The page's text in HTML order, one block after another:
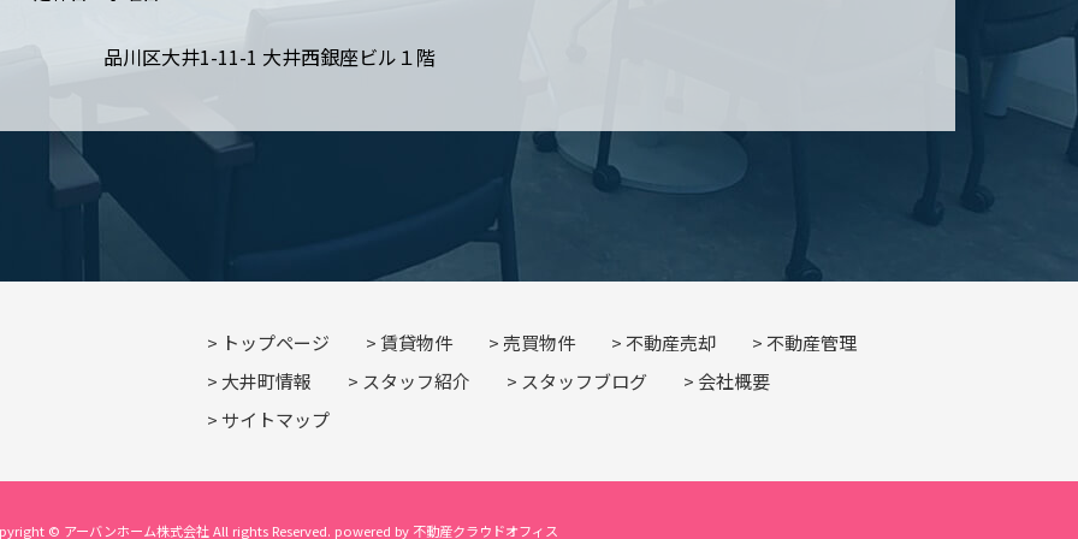
品川区大井1-11-1 大井西銀座ビル１階
トップページ 賃貸物件 売買物件 不動産売却
不動産管理
大井町情報
スタッフ紹介 スタッフブログ
会社概要
サイトマップ
© アーバンホーム株式会社 All rights Reserved. powered by 不動産クラウドオフィス